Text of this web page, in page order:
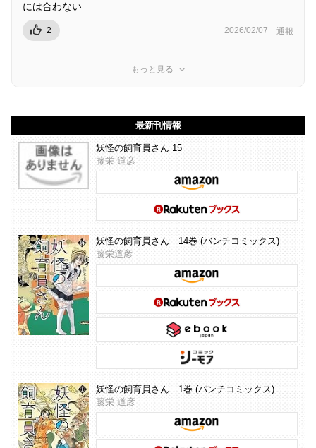
には合わない
2 2026/02/07 通報
もっと見る
最新刊情報
妖怪の飼育員さん 15
藤栄 道彦
妖怪の飼育員さん 14巻 (バンチコミックス)
藤栄道彦
妖怪の飼育員さん 1巻 (バンチコミックス)
藤栄 道彦